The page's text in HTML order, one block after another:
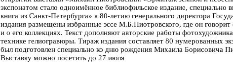
экспонатом стало одноимённое библиофильское издание, специально
книга из Санкт-Петербурга» к 80-летию генерального директора
издания размещены избранные эссе М.Б.Пиотровского, где он
и о его коллекциях. Текст дополняют авторские работы
технике гелиогравюры. Тираж издания составляет 80 нумерованных
был подготовлен специально ко дню рождения Михаила Борисовича
Выставку можно посетить до 27 июля